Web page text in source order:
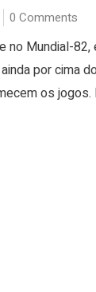
0 Comments
no Mundial-82,
por cima
os jogos.